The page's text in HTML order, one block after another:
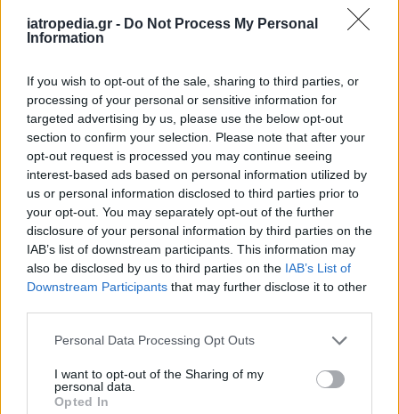
iatropedia.gr - Do Not Process My Personal
Information
If you wish to opt-out of the sale, sharing to third parties, or
processing of your personal or sensitive information for
targeted advertising by us, please use the below opt-out
section to confirm your selection. Please note that after your
opt-out request is processed you may continue seeing
interest-based ads based on personal information utilized by
us or personal information disclosed to third parties prior to
your opt-out. You may separately opt-out of the further
disclosure of your personal information by third parties on the
IAB’s list of downstream participants. This information may
also be disclosed by us to third parties on the IAB’s List of
Downstream Participants that may further disclose it to other
Personal Data Processing Opt Outs
I want to opt-out of the Sharing of my
personal data.
Opted In
Το ψάρι είναι μία από τις λίγες ζωικές τροφές
που συνδέονται σταθερά με οφέλη για την υγεία
10 Αυγούστου 2022 13:00
Τι πολύ ευχάριστο κάνουν μόλις 150 γρ.
Τα ωμέγα-3 λιπαρά οξέα έχουν πολλά οφέλη για
κατανάλωση μόλις...